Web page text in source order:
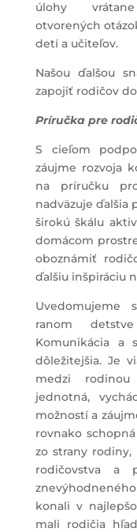
úlohy
otvorených
detí a učiteľov.
Našou ďalšou
zapojiť rodičov
Príručka pre
S cieľom
záujme rozvoja
na príručku
nadväzuje ďalšia
širokú škálu
domácom
oboznámiť
ďalšiu inšpiráciu
Uvedomujeme
ranom
Komunikácia a
dôležitejšia. Je
medzi
jednotná,
možností a
rovnako
zo strany
rodičovstva a
konali v
mali rodičia